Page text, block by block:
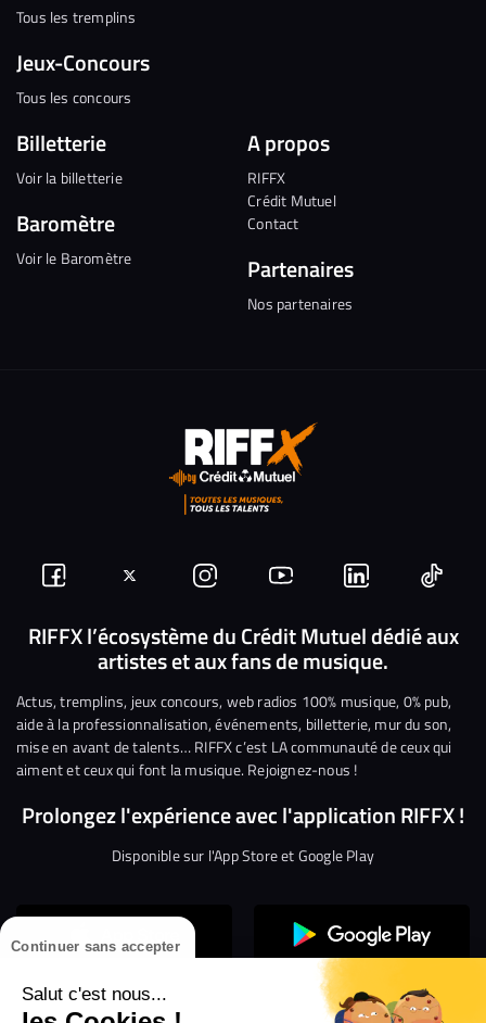
Continuer sans accepter
Salut c'est nous...
Tous les tremplins
Jeux-Concours
Tous les concours
Billetterie
Voir la billetterie
Baromètre
Voir le Baromètre
A propos
RIFFX
Crédit Mutuel
Contact
Partenaires
Nos partenaires
Suivez-
nous
Facebook
Suivez-
nous
sur
Twitter
Nous
rejoindre
sur
Instagram
Nous
rejoindre
sur
YouTube
Nous
rejoindre
sur
Linkedin
Nous
RIFFX l’écosystème du Crédit Mutuel dédié aux
artistes et aux fans de musique.
Actus, tremplins, jeux concours, web radios 100% musique, 0% pub,
aide à la professionnalisation, événements, billetterie, mur du son,
mise en avant de talents… RIFFX c’est LA communauté de ceux qui
aiment et ceux qui font la musique. Rejoignez-nous !
Prolongez l'expérience avec l'application RIFFX !
Disponible sur l'App Store et Google Play